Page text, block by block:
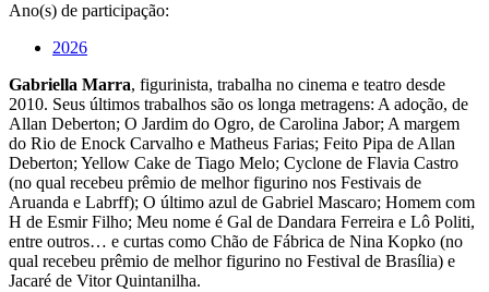
Ano(s) de participação:
2026
Gabriella Marra, figurinista, trabalha no cinema e teatro desde
2010. Seus últimos trabalhos são os longa metragens: A adoção, de
Allan Deberton; O Jardim do Ogro, de Carolina Jabor; A margem
do Rio de Enock Carvalho e Matheus Farias; Feito Pipa de Allan
Deberton; Yellow Cake de Tiago Melo; Cyclone de Flavia Castro
(no qual recebeu prêmio de melhor figurino nos Festivais de
Aruanda e Labrff); O último azul de Gabriel Mascaro; Homem com
H de Esmir Filho; Meu nome é Gal de Dandara Ferreira e Lô Politi,
entre outros… e curtas como Chão de Fábrica de Nina Kopko (no
qual recebeu prêmio de melhor figurino no Festival de Brasília) e
Jacaré de Vitor Quintanilha.